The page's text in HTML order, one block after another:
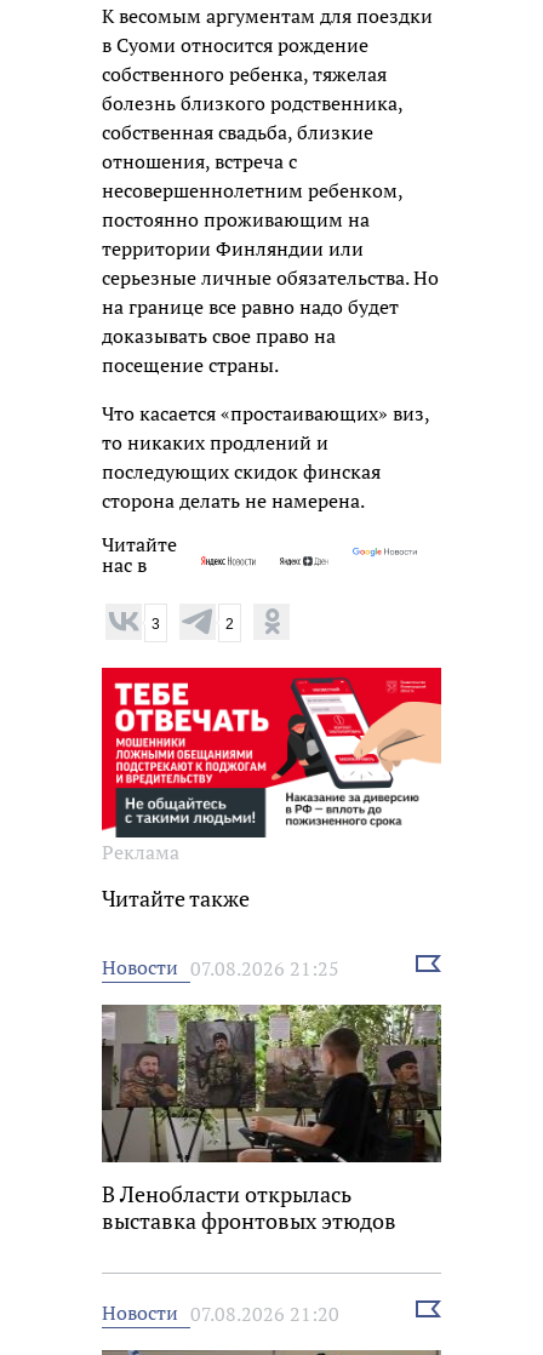
К весомым аргументам для поездки
в Суоми относится рождение
собственного ребенка, тяжелая
болезнь близкого родственника,
собственная свадьба, близкие
отношения, встреча с
несовершеннолетним ребенком,
постоянно проживающим на
территории Финляндии или
серьезные личные обязательства. Но
на границе все равно надо будет
доказывать свое право на
посещение страны.
Что касается «простаивающих» виз,
то никаких продлений и
последующих скидок финская
сторона делать не намерена.
Читайте
нас в
3 2
Реклама
Читайте также
Новости 07.08.2026 21:25
Выбрать
В Ленобласти открылась
выставка фронтовых этюдов
Новости 07.08.2026 21:20
Выбрать